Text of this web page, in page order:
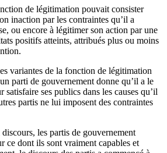
de légitimation pouvait consister
inaction par les contraintes qu’il a
ou encore à légitimer son action par une
positifs atteints, attribués plus ou moins
variantes de la fonction de légitimation
parti de gouvernement donne qu’il a le
ses publics dans les causes qu’il
partis ne lui imposent des contraintes
les partis de gouvernement
ce dont ils sont vraiment capables et